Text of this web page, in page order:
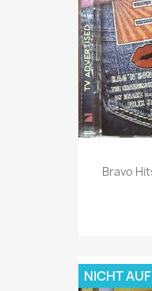
Bravo
NICHT